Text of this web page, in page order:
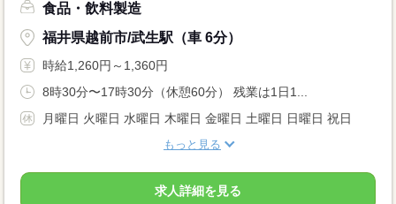
食品・飲料製造
福井県越前市/武生駅（車 6分）
時給1,260円～1,360円
8時30分〜17時30分（休憩60分） 残業は1日1...
月曜日 火曜日 水曜日 木曜日 金曜日 土曜日 日曜日 祝日
もっと見る
求人詳細を見る